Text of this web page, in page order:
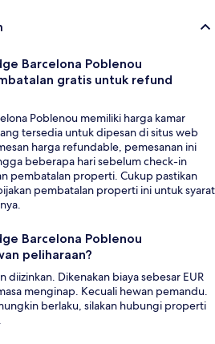
Barcelona Poblenou
gratis untuk refund
Poblenou memiliki harga kamar
tersedia untuk dipesan di situs web
harga refundable, pemesanan ini
beberapa hari sebelum check-in
pembatalan properti. Cukup pastikan
pembatalan properti ini untuk syarat
Barcelona Poblenou
peliharaan?
diizinkan. Dikenakan biaya sebesar EUR
menginap. Kecuali hewan pemandu.
berlaku, silakan hubungi properti